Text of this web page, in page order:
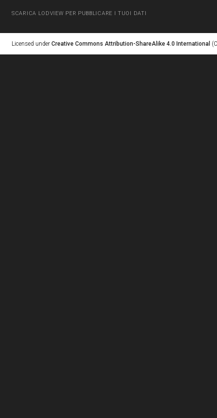
SCARICA LODVIEW PER PUBBLICARE I TUOI DATI
Licensed under Creative Commons Attribution-ShareAlike 4.0 International